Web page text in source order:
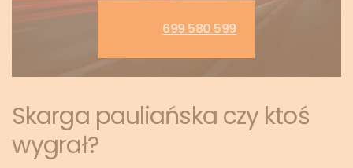
699 580 599
Skarga pauliańska czy ktoś
wygrał?